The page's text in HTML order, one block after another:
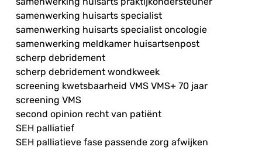
samenwerking huisarts specialist
samenwerking huisarts specialist oncologie
samenwerking meldkamer huisartsenpost
scherp debridement
scherp debridement wondkweek
screening kwetsbaarheid VMS VMS+ 70 jaar
screening VMS
second opinion recht van patiënt
SEH palliatief
SEH palliatieve fase passende zorg afwijken